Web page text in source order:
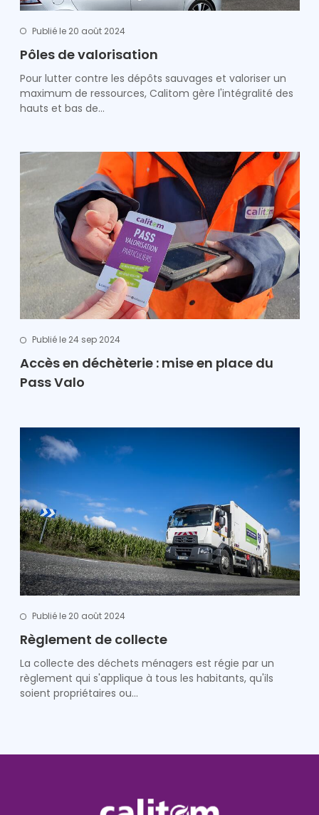
Publié le 20 août 2024
Pôles de valorisation
Pour lutter contre les dépôts sauvages et valoriser un
maximum de ressources, Calitom gère l'intégralité des
hauts et bas de…
Publié le 24 sep 2024
Accès en déchèterie : mise en place du
Pass Valo
Publié le 20 août 2024
Règlement de collecte
La collecte des déchets ménagers est régie par un
règlement qui s'applique à tous les habitants, qu'ils
soient propriétaires ou…